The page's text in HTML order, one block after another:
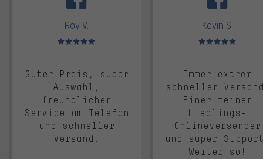
Roy V.
Bewertungen: 5 von 5
Guter Preis, super
Auswahl,
freundlicher
Service am Telefon
und schneller
Versand.
Kevin S.
Bewertungen: 5 von 5
Immer extrem
schneller
Einer meiner
Lieblings-
Onlineversender
und super
Weiter so!